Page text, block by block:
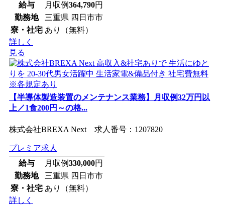
給与
月収例364,790円
勤務地
三重県 四日市市
寮・社宅 あり（無料）
詳しく
見る
【半導体製造装置のメンテナンス業務】月収例32万円以
上／1食200円～の格...
株式会社BREXA Next 求人番号：1207820
プレミア求人
給与
月収例330,000円
勤務地
三重県 四日市市
寮・社宅 あり（無料）
詳しく